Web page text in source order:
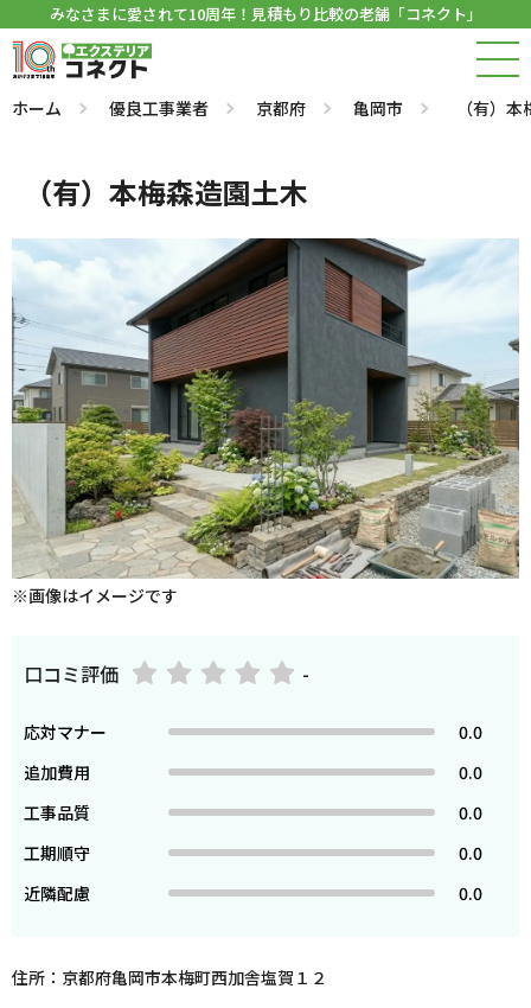
みなさまに愛されて10周年！見積もり比較の老舗「コネクト」
ホーム 優良工事業者 京都府 亀岡市 （有）
（有）本梅森造園土木
※画像はイメージです
口コミ評価 -
応対マナー
0.0
追加費用
0.0
工事品質
0.0
工期順守
0.0
近隣配慮
0.0
住所：京都府亀岡市本梅町西加舎塩賀１２